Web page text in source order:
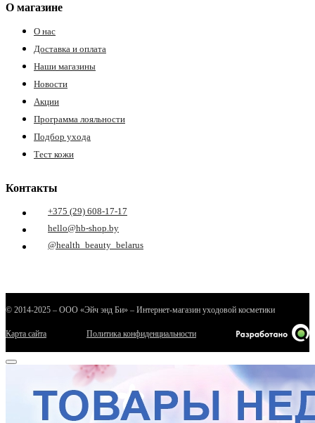
О магазине
О нас
Доставка и оплата
Наши магазины
Новости
Акции
Программа лояльности
Подбор ухода
Тест кожи
Контакты
+375 (29) 608-17-17
hello@hb-shop.by
@health_beauty_belarus
© 2014-2025 – ООО «Эйч энд Би» – Интернет-магазин уходовой косметики
Карта сайта Политика конфиденциальности